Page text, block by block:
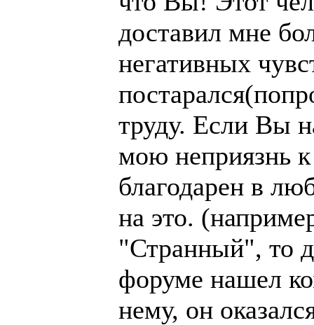
доставил мне
негативных
труду. Если Вы
мою неприязнь
благодарен в
на это.
"Странный", то
форуме нашел
нему, он